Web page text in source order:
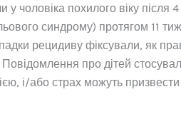
чоловіка похилого віку після
синдрому) протягом 11
рецидиву фіксували, як
Повідомлення про дітей
і/або страх можуть